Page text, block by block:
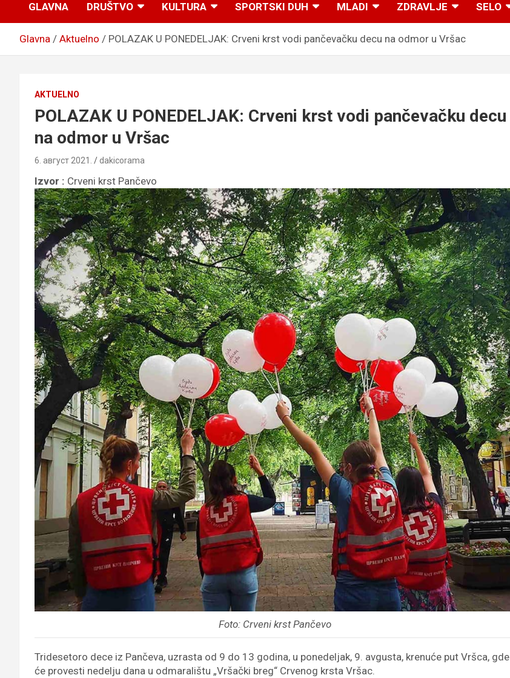
GLAVNA DRUŠTVO KULTURA SPORTSKI DUH MLADI ZDRAVLJE SELO
Glavna Aktuelno POLAZAK U PONEDELJAK: Crveni krst vodi pančevačku decu na odmor u Vršac
AKTUELNO
POLAZAK U PONEDELJAK: Crveni krst vodi pančevačku decu
na odmor u Vršac
6. август 2021. dakicorama
Izvor : Crveni krst Pančevo
Foto: Crveni krst Pančevo
Tridesetoro dece iz Pančeva, uzrasta od 9 do 13 godina, u ponedeljak, 9. avgusta, krenuće put Vršca, gde
će provesti nedelju dana u odmaralištu „Vršački breg“ Crvenog krsta Vršac.